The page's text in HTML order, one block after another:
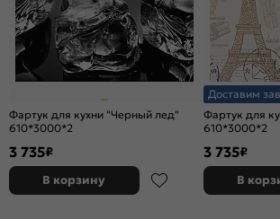
Фартук для кухни "Черный лед"
610*3000*2
3 735₽
В корзину
Доставим
Фартук для
610*3000*2
3 735₽
В